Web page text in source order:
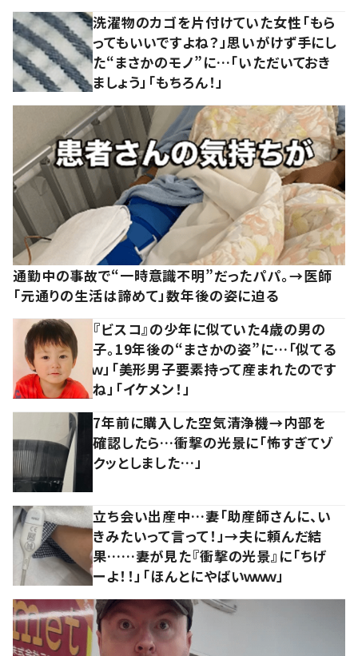
洗濯物のカゴを片付けていた女性「もら
ってもいいですよね？」思いがけず手にし
た“まさかのモノ”に…「いただいておき
ましょう」「もちろん！」
通勤中の事故で“一時意識不明”だったパパ。→医師
「元通りの生活は諦めて」数年後の姿に迫る
『ビスコ』の少年に似ていた4歳の男の
子。19年後の“まさかの姿”に…「似てる
ｗ」「美形男子要素持って産まれたのです
ね」「イケメン！」
7年前に購入した空気清浄機→内部を
確認したら…衝撃の光景に「怖すぎてゾ
クッとしました…」
立ち会い出産中…妻「助産師さんに、い
きみたいって言って！」→夫に頼んだ結
果……妻が見た『衝撃の光景』に「ちげ
ーよ！！」「ほんとにやばいｗｗｗ」